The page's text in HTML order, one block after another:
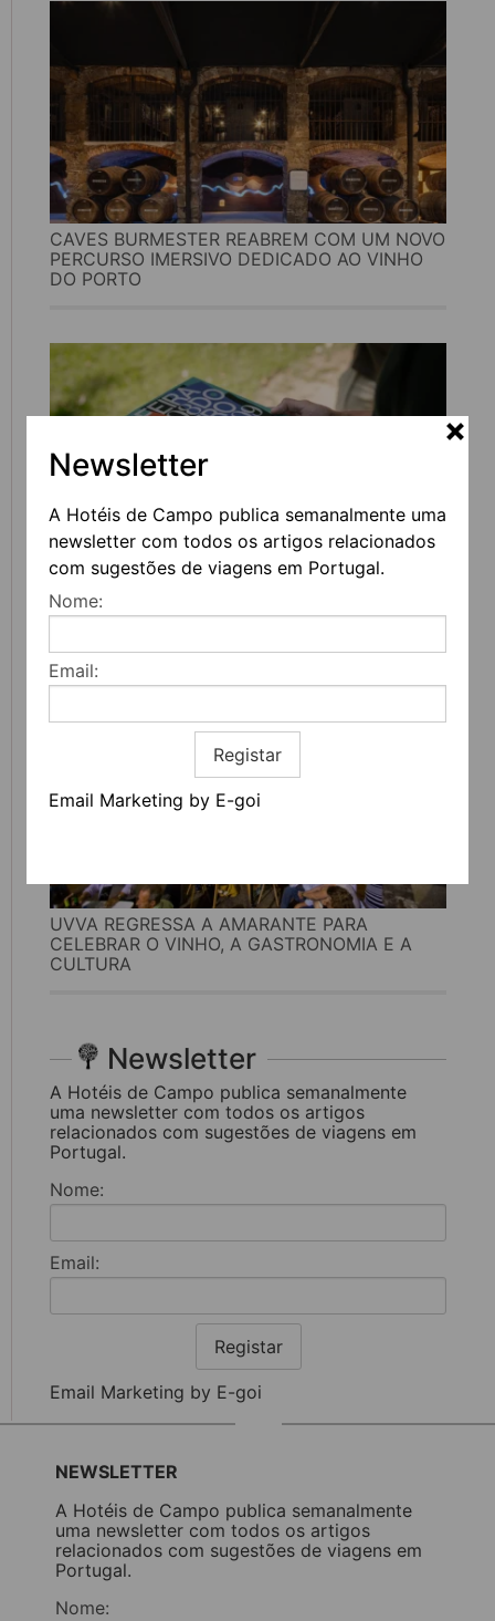
Newsletter
A Hotéis de Campo publica semanalmente uma
newsletter com todos os artigos relacionados
com sugestões de viagens em Portugal.
Nome:
Email:
Registar
Email Marketing by E-goi
CAVES BURMESTER REABREM COM UM NOVO
PERCURSO IMERSIVO DEDICADO AO VINHO
DO PORTO
FEIRA DO LIVRO DO PORTO REGRESSA COM
MAIS DE 200 ATIVIDADES DEDICADAS À
LITERATURA, MÚSICA E PENSAMENTO
UVVA REGRESSA A AMARANTE PARA
CELEBRAR O VINHO, A GASTRONOMIA E A
CULTURA
Newsletter
A Hotéis de Campo publica semanalmente
uma newsletter com todos os artigos
relacionados com sugestões de viagens em
Portugal.
Nome:
Email:
Registar
Email Marketing by E-goi
NEWSLETTER
A Hotéis de Campo publica semanalmente
uma newsletter com todos os artigos
relacionados com sugestões de viagens em
Portugal.
Nome: